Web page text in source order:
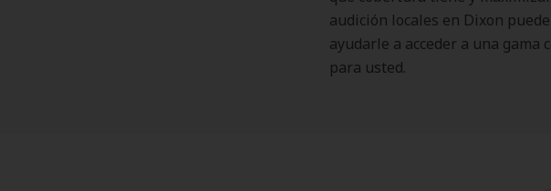
audición locales en Dixon
ayudarle a acceder a una
para usted.